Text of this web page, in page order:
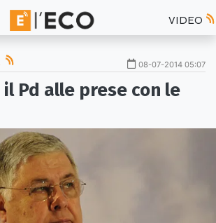
VIDEO
08-07-2014 05:07
Pd alle prese con le